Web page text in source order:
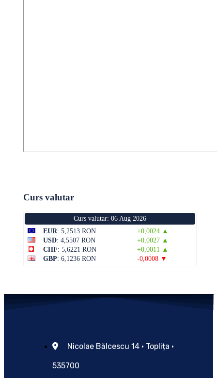
Curs valutar
Curs valutar: 06 Aug 2026
EUR: 5,2513 RON
+0,0024 ▲
USD: 4,5507 RON
+0,0027 ▲
CHF: 5,6221 RON
+0,0011 ▲
GBP: 6,1236 RON -0,0008 ▼
Nicolae Bălcescu 14 • Toplița •
535700